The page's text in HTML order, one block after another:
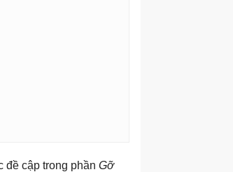
cập trong phần Gỡ